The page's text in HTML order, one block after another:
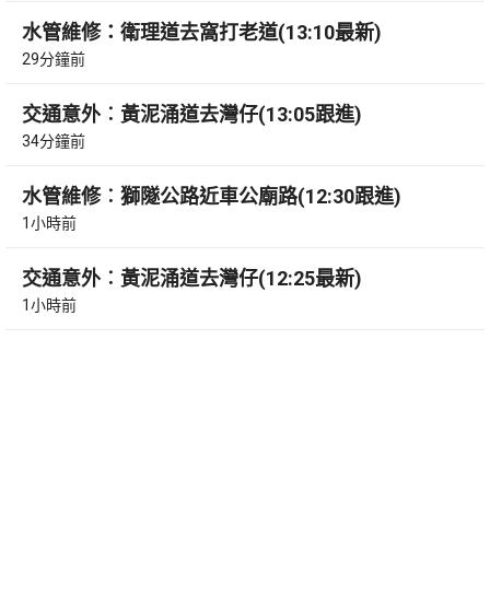
水管維修：衛理道去窩打老道(13:10最新)
29分鐘前
交通意外︰黃泥涌道去灣仔(13:05跟進)
34分鐘前
水管維修︰獅隧公路近車公廟路(12:30跟進)
1小時前
交通意外︰黃泥涌道去灣仔(12:25最新)
1小時前